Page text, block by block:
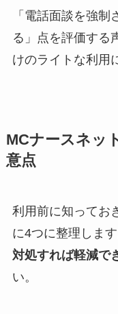
「電話面談を強
る」点を評価する
けのライトな利用
MCナースネッ
意点
利用前に知ってお
に4つに整理しま
対処すれば軽減で
い。